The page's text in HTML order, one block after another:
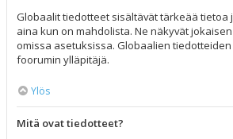
Globaalit tiedotteet sisältävät tärkeää tietoa
aina kun on mahdolista. Ne näkyvät
omissa asetuksissa. Globaalien
foorumin ylläpitäjä.
Ylös
Mitä ovat tiedotteet?